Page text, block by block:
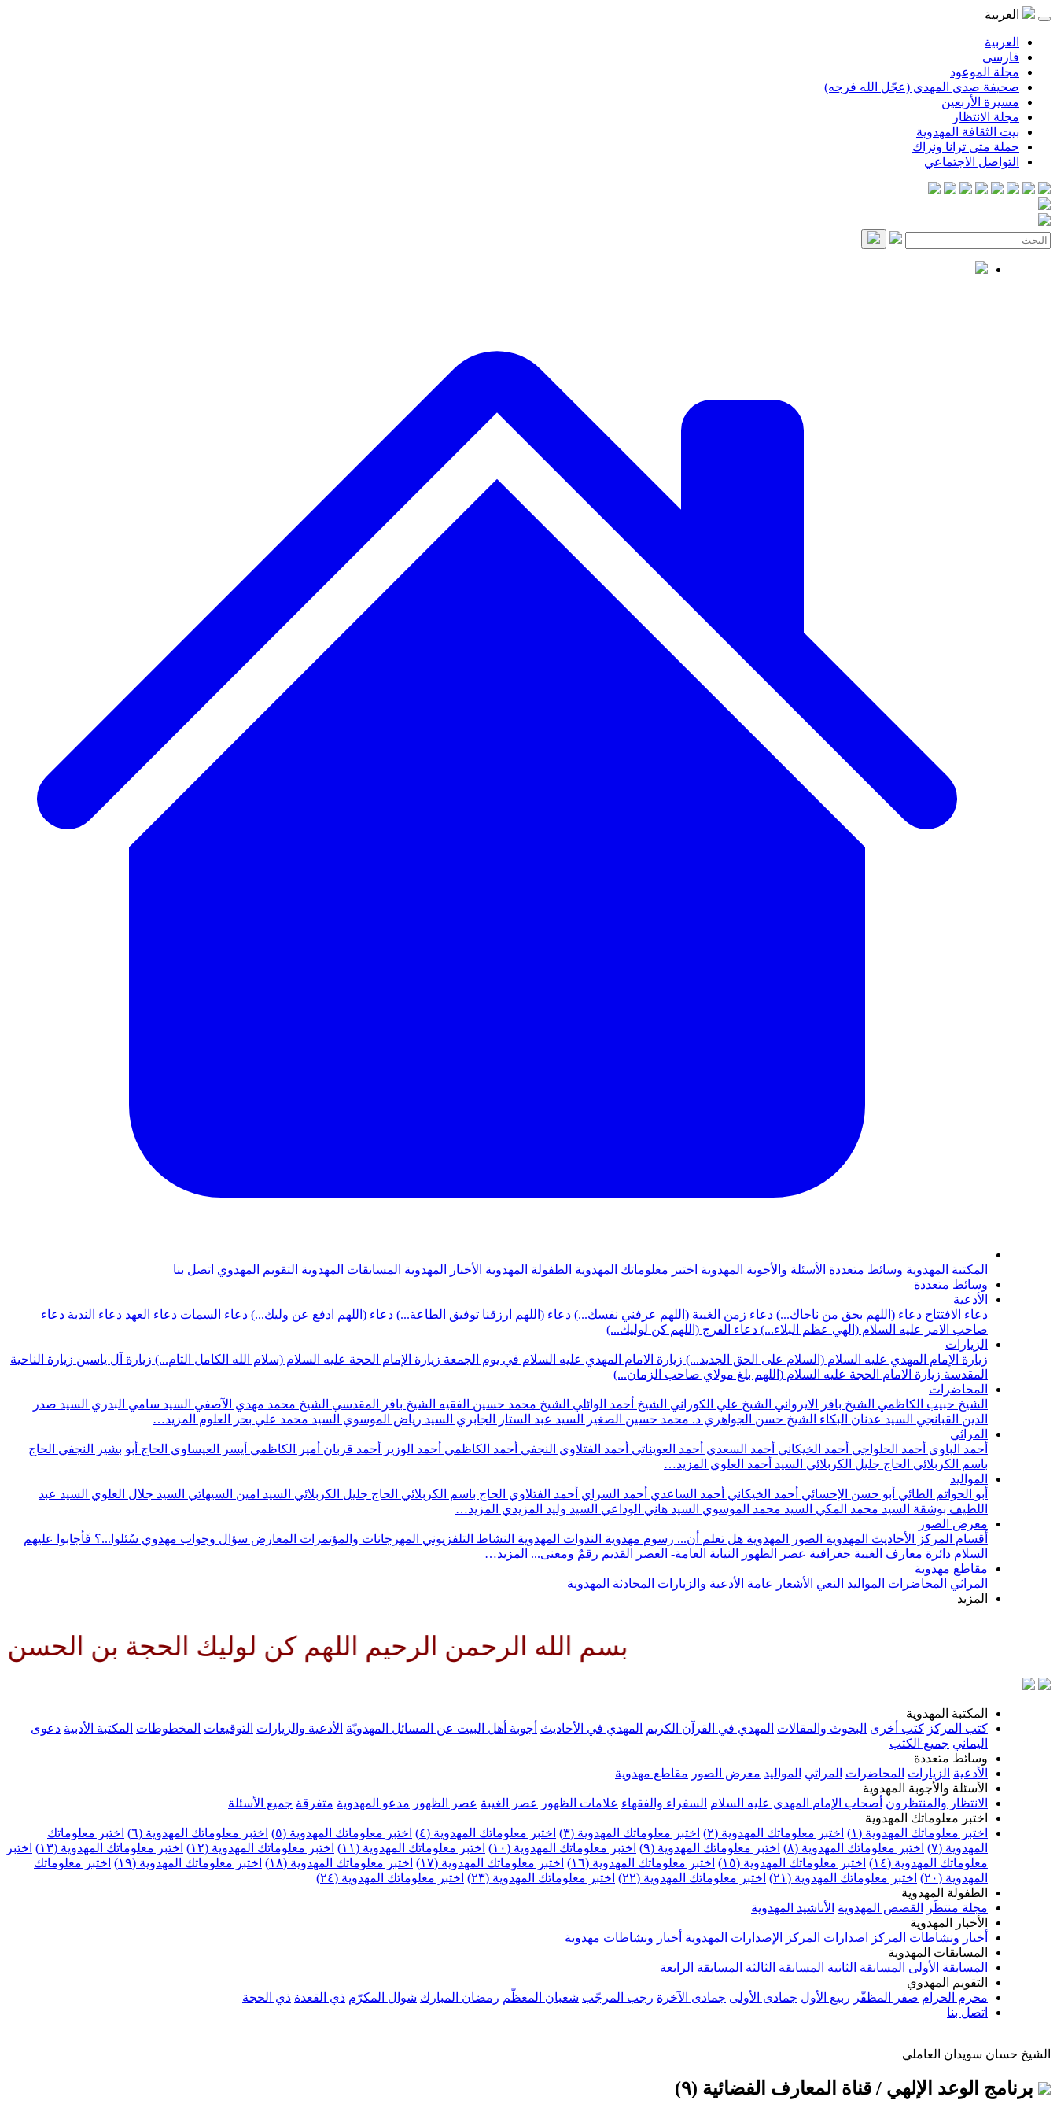
العربية
العربية
فارسی
مجلة الموعود
صحيفة صدى المهدي (عجّل الله فرجه)
مسيرة الأربعين
مجلة الانتظار
بيت الثقافة المهدوية
حملة متى ترانا ونراك
التواصل الاجتماعي
المكتبة المهدوية وسائط متعددة الأسئلة والأجوبة المهدوية اختبر معلوماتك المهدوية الطفولة المهدوية الأخبار المهدوية المسابقات المهدوية التقويم المهدوي اتصل بنا
وسائط متعددة
الأدعية
دعاء الافتتاح دعاء (اللهم بحق من ناجاك...) دعاء زمن الغيبة (اللهم عرفني نفسك...) دعاء (اللهم ارزقنا توفيق الطاعة...) دعاء (اللهم ادفع عن وليك...) دعاء السمات دعاء العهد دعاء الندبة دعاء
صاحب الامر عليه السلام (الهي عظم البلاء...) دعاء الفرج (اللهم كن لوليك...)
الزيارات
زيارة الإمام المهدي عليه السلام (السلام على الحق الجديد...) زيارة الامام المهدي عليه السلام في يوم الجمعة زيارة الإمام الحجة عليه السلام (سلام الله الكامل التام...) زيارة آل ياسين زيارة الناحية
المقدسة زيارة الامام الحجة عليه السلام (اللهم بلغ مولاي صاحب الزمان...)
المحاضرات
الشيخ حبيب الكاظمي الشيخ باقر الايرواني الشيخ علي الكوراني الشيخ أحمد الوائلي الشيخ محمد حسين الفقيه الشيخ باقر المقدسي الشيخ محمد مهدي الآصفي السيد سامي البدري السيد صدر
الدين القبانجي السيد عدنان البكاء الشيخ حسن الجواهري د. محمد حسين الصغير السيد عبد الستار الجابري السيد رياض الموسوي السيد محمد علي بحر العلوم المزيد…
المراثي
أحمد الباوي أحمد الحلواجي أحمد الخيكاني أحمد السعدي أحمد العويناتي أحمد الفتلاوي النجفي أحمد الكاظمي أحمد الوزير أحمد قربان أمير الكاظمي أيسر العيساوي الحاج أبو بشير النجفي الحاج
باسم الكربلائي الحاج جليل الكربلائي السيد أحمد العلوي المزيد…
المواليد
أبو الحواتم الطائي أبو حسن الإحسائي أحمد الخيكاني أحمد الساعدي أحمد السراي أحمد الفتلاوي الحاج باسم الكربلائي الحاج جليل الكربلائي السيد امين السيهاتي السيد جلال العلوي السيد عبد
اللطيف بوشقة السيد محمد المكي السيد محمد الموسوي السيد هاني الوداعي السيد وليد المزيدي المزيد…
معرض الصور
أقسام المركز
الأحاديث المهدوية الصور المهدوية هل تعلم أن... رسوم مهدوية الندوات المهدوية النشاط التلفزيوني المهرجانات والمؤتمرات المعارض سؤال وجواب مهدوي سُئلوا...؟ فَأجابوا عليهم
السلام دائرة معارف الغيبة جغرافية عصر الظهور النيابة العامة- العصر القديم رقمٌ ومعنى... المزيد…
مقاطع مهدوية
المراثي المحاضرات المواليد النعي الأشعار عامة الأدعية والزيارات المحادثة المهدوية
المزيد
بسم الله الرحمن الرحيم اللهم كن لوليك الحجة بن الحسن صلواتك
المكتبة المهدوية
كتب المركز كتب أخرى البحوث والمقالات المهدي في القرآن الكريم المهدي في الأحاديث أجوبة أهل البيت عن المسائل المهدويّة الأدعية والزيارات التوقيعات المخطوطات المكتبة الأدبية دعوى
اليماني جميع الكتب
وسائط متعددة
الأدعية الزيارات المحاضرات المراثي المواليد معرض الصور مقاطع مهدوية
الأسئلة والأجوبة المهدوية
الانتظار والمنتظرون أصحاب الإمام المهدي عليه السلام السفراء والفقهاء علامات الظهور عصر الغيبة عصر الظهور مدعو المهدوية متفرقة جميع الأسئلة
اختبر معلوماتك المهدوية
اختبر معلوماتك المهدوية (١)
اختبر معلوماتك المهدوية (٢) اختبر معلوماتك المهدوية (٣) اختبر معلوماتك المهدوية (٤) اختبر معلوماتك المهدوية (٥) اختبر معلوماتك المهدوية (٦)
اختبر معلوماتك
المهدوية (٧)
اختبر معلوماتك المهدوية (٨) اختبر معلوماتك المهدوية (٩) اختبر معلوماتك المهدوية (١٠) اختبر معلوماتك المهدوية (١١) اختبر معلوماتك المهدوية (١٢) اختبر معلوماتك المهدوية (١٣)
اختبر
معلوماتك المهدوية (١٤)
اختبر معلوماتك المهدوية (١٥) اختبر معلوماتك المهدوية (١٦) اختبر معلوماتك المهدوية (١٧) اختبر معلوماتك المهدوية (١٨) اختبر معلوماتك المهدوية (١٩)
اختبر معلوماتك
المهدوية (٢٠)
اختبر معلوماتك المهدوية (٢١) اختبر معلوماتك المهدوية (٢٢) اختبر معلوماتك المهدوية (٢٣)
اختبر معلوماتك المهدوية (٢٤)
الطفولة المهدوية
مجلة منتظَر
القصص المهدوية الأناشيد المهدوية
الأخبار المهدوية
أخبار ونشاطات المركز
اصدارات المركز الإصدارات المهدوية أخبار ونشاطات مهدوية
المسابقات المهدوية
المسابقة الأولى المسابقة الثانية المسابقة الثالثة المسابقة الرابعة
التقويم المهدوي
محرم الحرام صفر المظفّر ربيع الأول جمادى الأولى جمادى الآخرة رجب المرجّب شعبان المعظّم رمضان المبارك شوال المكرّم ذي القعدة ذي الحجة
اتصل بنا
الشيخ حسان سويدان العاملي
برنامج الوعد الإلهي / قناة المعارف الفضائية (٩)